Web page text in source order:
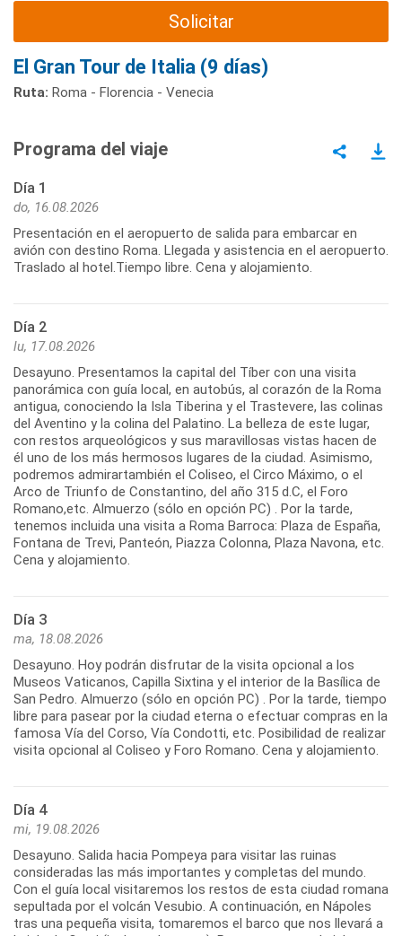
Solicitar
El Gran Tour de Italia (9 días)
Ruta: Roma - Florencia - Venecia
Programa del viaje
Día 1
do, 16.08.2026
Presentación en el aeropuerto de salida para embarcar en
avión con destino Roma. Llegada y asistencia en el aeropuerto.
Traslado al hotel.Tiempo libre. Cena y alojamiento.
Día 2
lu, 17.08.2026
Desayuno. Presentamos la capital del Tíber con una visita
panorámica con guía local, en autobús, al corazón de la Roma
antigua, conociendo la Isla Tiberina y el Trastevere, las colinas
del Aventino y la colina del Palatino. La belleza de este lugar,
con restos arqueológicos y sus maravillosas vistas hacen de
él uno de los más hermosos lugares de la ciudad. Asimismo,
podremos admirartambién el Coliseo, el Circo Máximo, o el
Arco de Triunfo de Constantino, del año 315 d.C, el Foro
Romano,etc. Almuerzo (sólo en opción PC) . Por la tarde,
tenemos incluida una visita a Roma Barroca: Plaza de España,
Fontana de Trevi, Panteón, Piazza Colonna, Plaza Navona, etc.
Cena y alojamiento.
Día 3
ma, 18.08.2026
Desayuno. Hoy podrán disfrutar de la visita opcional a los
Museos Vaticanos, Capilla Sixtina y el interior de la Basílica de
San Pedro. Almuerzo (sólo en opción PC) . Por la tarde, tiempo
libre para pasear por la ciudad eterna o efectuar compras en la
famosa Vía del Corso, Vía Condotti, etc. Posibilidad de realizar
visita opcional al Coliseo y Foro Romano. Cena y alojamiento.
Día 4
mi, 19.08.2026
Desayuno. Salida hacia Pompeya para visitar las ruinas
consideradas las más importantes y completas del mundo.
Con el guía local visitaremos los restos de esta ciudad romana
sepultada por el volcán Vesubio. A continuación, en Nápoles
tras una pequeña visita, tomaremos el barco que nos llevará a